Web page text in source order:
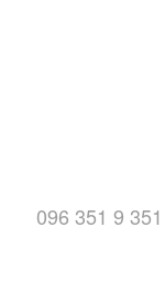
096 351 9 351